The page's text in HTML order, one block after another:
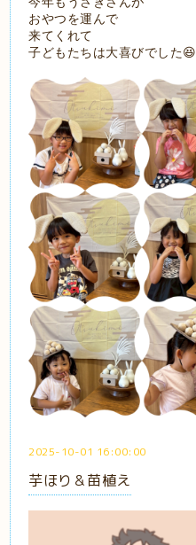
おやつを運んで
来てくれて
子どもたちは大喜びでした😆
2025-10-01 16:00:00
芋ほり＆苗植え